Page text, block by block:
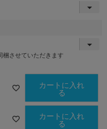
梱させていただきます
カートに入れ
る
カートに入れ
る